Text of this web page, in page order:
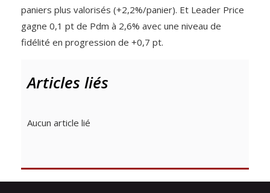
paniers plus valorisés (+2,2%/panier). Et Leader Price
gagne 0,1 pt de Pdm à 2,6% avec une niveau de
fidélité en progression de +0,7 pt.
Articles liés
Aucun article lié